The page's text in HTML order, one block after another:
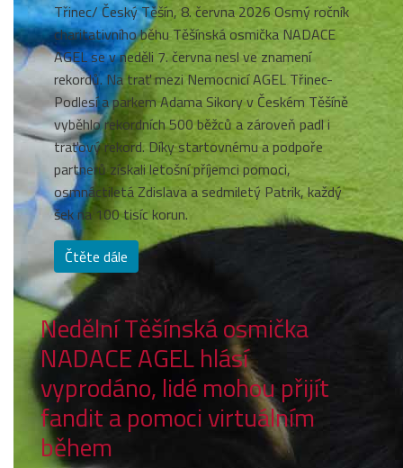
Třinec/ Český Těšín, 8. června 2026 Osmý ročník
charitativního běhu Těšínská osmička NADACE
AGEL se v neděli 7. června nesl ve znamení
rekordů. Na trať mezi Nemocnicí AGEL Třinec-
Podlesí a parkem Adama Sikory v Českém Těšíně
vyběhlo rekordních 500 běžců a zároveň padl i
traťový rekord. Díky startovnému a podpoře
partnerů získali letošní příjemci pomoci,
osmnáctiletá Zdislava a sedmiletý Patrik, každý
šek na 100 tisíc korun.
Čtěte dále
Nedělní Těšínská osmička
NADACE AGEL hlásí
vyprodáno, lidé mohou přijít
fandit a pomoci virtuálním
během